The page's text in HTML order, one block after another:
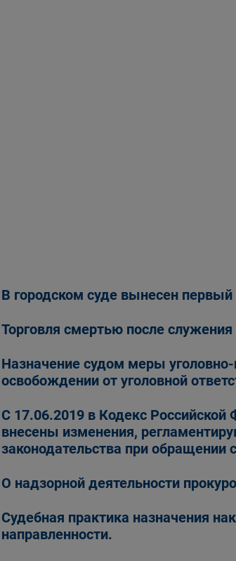
В городском суде вынесен
Торговля смертью после
Назначение судом меры
освобождении от уголовной
С 17.06.2019 в Кодекс
внесены изменения,
законодательства при обращении
О надзорной деятельности
Cудебная практика назначения
направленности.